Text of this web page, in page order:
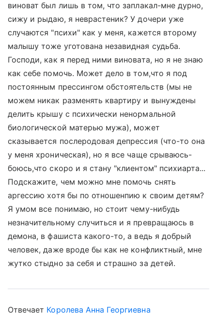
виноват был лишь в том, что заплакал-мне дурно,
сижу и рыдаю, я неврастеник? У дочери уже
случаются "психи" как у меня, кажется второму
малышу тоже уготована незавидная судьба.
Господи, как я перед ними виновата, но я не знаю
как себе помочь. Может дело в том,что я под
постоянным прессингом обстоятельств (мы не
можем никак разменять квартиру и вынуждены
делить крышу с психически ненормальной
биологической матерью мужа), может
сказывается послеродовая депрессия (что-то она
у меня хроническая), но я все чаще срываюсь-
боюсь,что скоро и я стану "клиентом" психиарта...
Подскажите, чем можно мне помочь снять
аргессию хотя бы по отношенпию к своим детям?
Я умом все понимаю, но стоит чему-нибудь
незначительному случиться и я превращаюсь в
демона, в фашиста какого-то, а ведь я добрый
человек, даже вроде бы как не конфликтный, мне
жутко стыдно за себя и страшно за детей.
Отвечает Королева Анна Георгиевна